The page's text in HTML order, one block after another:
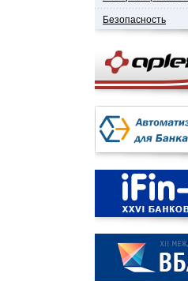
Безопасность